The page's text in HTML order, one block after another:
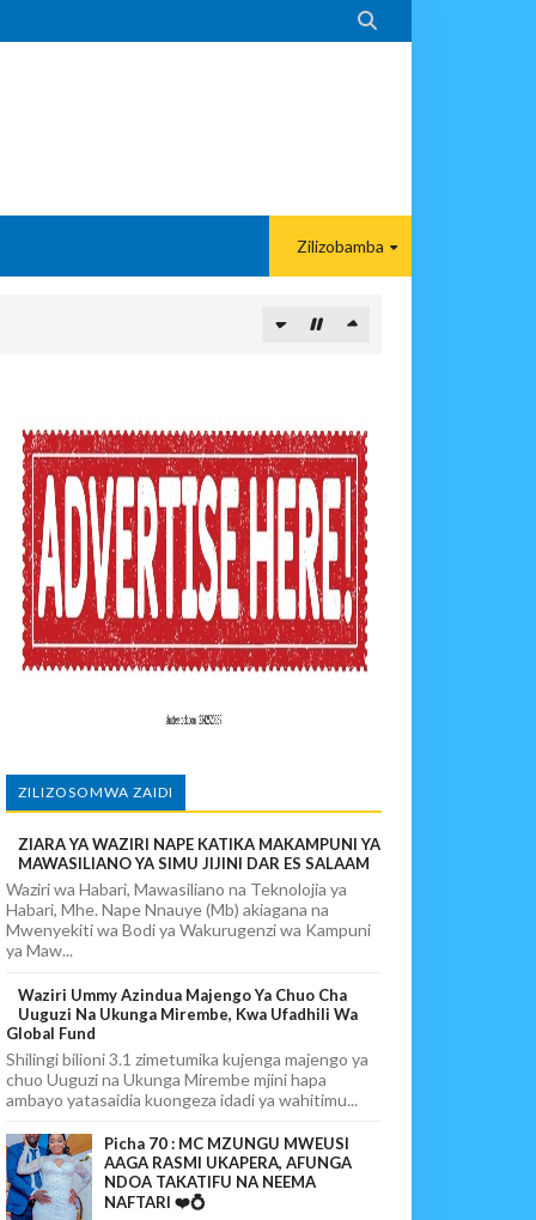

Zilizobamba
EACOP
88
ZILIZOSOMWA ZAIDI
ZIARA YA WAZIRI NAPE KATIKA MAKAMPUNI YA
MAWASILIANO YA SIMU JIJINI DAR ES SALAAM
Waziri wa Habari, Mawasiliano na Teknolojia ya
Habari, Mhe. Nape Nnauye (Mb) akiagana na
Mwenyekiti wa Bodi ya Wakurugenzi wa Kampuni
ya Maw...
Waziri Ummy Azindua Majengo Ya Chuo Cha
Uuguzi Na Ukunga Mirembe, Kwa Ufadhili Wa
Global Fund
Shilingi bilioni 3.1 zimetumika kujenga majengo ya
chuo Uuguzi na Ukunga Mirembe mjini hapa
ambayo yatasaidia kuongeza idadi ya wahitimu...
Picha 70 : MC MZUNGU MWEUSI
AAGA RASMI UKAPERA, AFUNGA
NDOA TAKATIFU NA NEEMA
NAFTARI ❤️💍